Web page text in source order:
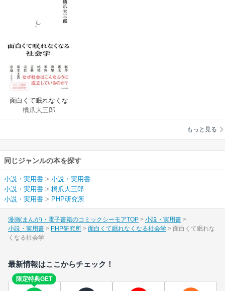
面白くて眠れなくな
る社会学
橋爪大三郎
もっと見る
同じジャンルの本を探す
小説・実用書 > 小説・実用書
小説・実用書 > 橋爪大三郎
小説・実用書 > PHP研究所
漫画(まんが)・電子書籍のコミックシーモアTOP
小説・実用書
小説・実用書
PHP研究所 面白くて眠れなくなる社会学
面白くて眠れな
くなる社会学
最新情報はここからチェック！
限定特典GET